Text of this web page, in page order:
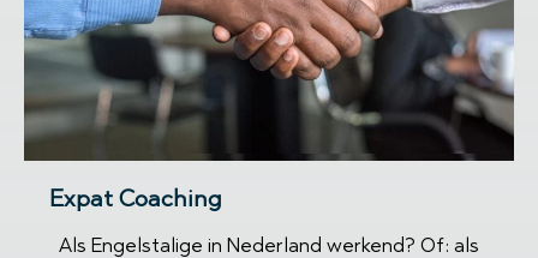
Expat Coaching
Als Engelstalige in Nederland werkend? Of: als